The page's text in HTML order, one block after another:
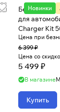
Новинки
для
Charger Kit
Цена при
6 399 ₽
Цена со
5 499 ₽
В магазине
Купить